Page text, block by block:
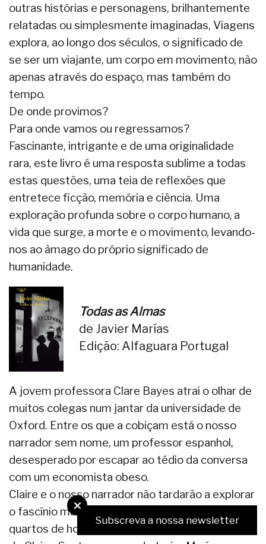
outras histórias e personagens, brilhantemente
relatadas ou simplesmente imaginadas, Viagens
explora, ao longo dos séculos, o significado de
se ser um viajante, um corpo em movimento, não
apenas através do espaço, mas também do
tempo.
De onde provimos?
Para onde vamos ou regressamos?
Fascinante, intrigante e de uma originalidade
rara, este livro é uma resposta sublime a todas
estas questões, uma teia de reflexões que
entretece ficção, memória e ciência. Uma
exploração profunda sobre o corpo humano, a
vida que surge, a morte e o movimento, levando-
nos ao âmago do próprio significado de
humanidade.
Todas as Almas
de Javier Marías
Edição: Alfaguara Portugal
A jovem professora Clare Bayes atrai o olhar de
muitos colegas num jantar da universidade de
Oxford. Entre os que a cobiçam está o nosso
narrador sem nome, um professor espanhol,
desesperado por escapar ao tédio da conversa
com um economista obeso.
Claire e o nosso narrador não tardarão a explorar
o fascínio mútuo em encontros furtivos em
quartos de hotel, longe da vigilância do marido
Subscreva a nossa newsletter